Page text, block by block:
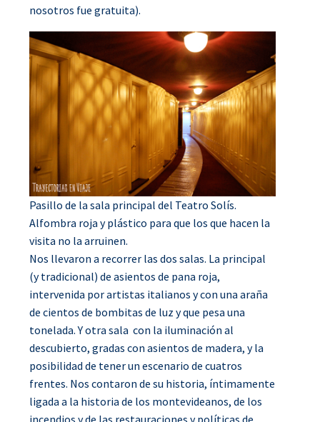
nosotros fue gratuita).
Pasillo de la sala principal del Teatro Solís.
Alfombra roja y plástico para que los que hacen la
visita no la arruinen.
Nos llevaron a recorrer las dos salas. La principal
(y tradicional) de asientos de pana roja,
intervenida por artistas italianos y con una araña
de cientos de bombitas de luz y que pesa una
tonelada. Y otra sala con la iluminación al
descubierto, gradas con asientos de madera, y la
posibilidad de tener un escenario de cuatros
frentes. Nos contaron de su historia, íntimamente
ligada a la historia de los montevideanos, de los